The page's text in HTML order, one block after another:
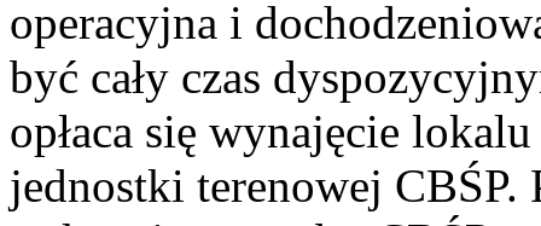
operacyjna i
być cały czas
opłaca się wynajęcie
jednostki terenowej CBŚP.